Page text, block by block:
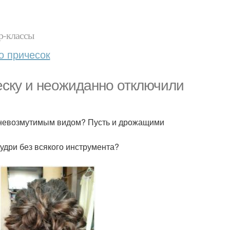
классы
причесок
и неожиданно отключили
видом? Пусть и дрожащими
без всякого инструмента?